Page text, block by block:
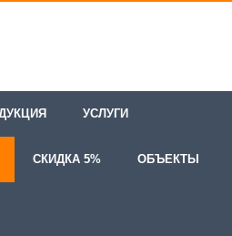
УСЛУГИ
СКИДКА 5% ОБЪЕКТЫ